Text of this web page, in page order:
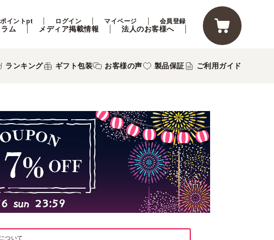
イントpt ログイン マイページ 会員登録
ラム メディア掲載情報 法人のお客様へ
ランキング ギフト包装 お客様の声 製品保証 ご利用ガイド
ついて